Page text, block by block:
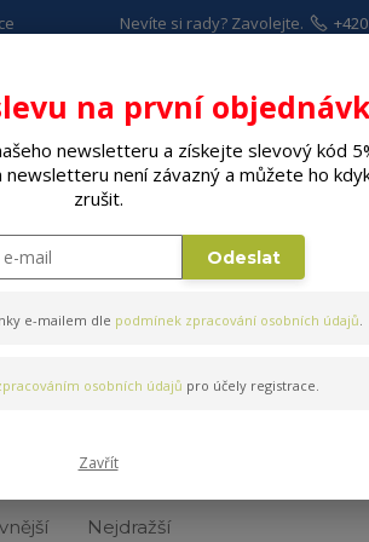
Hledat
Nevíte si rady? Zavolejte.
ELEKTRO DÍLNA A
Kapsle a káva
Nejdražší
na první
newsletteru a získejte slevový kód
není závazný a můžete ho
zrušit.
Odeslat
e-mailem dle podmínek zpracování osobních údajů.
osobních údajů pro účely registrace.
Zavřít